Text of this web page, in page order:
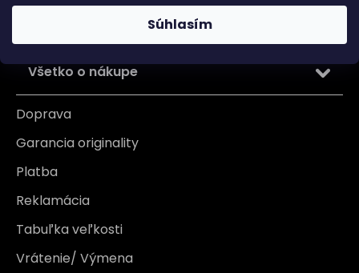
Súhlasím
Všetko o nákupe
Doprava
Garancia originality
Platba
Reklamácia
Tabuľka veľkosti
Vrátenie/ Výmena